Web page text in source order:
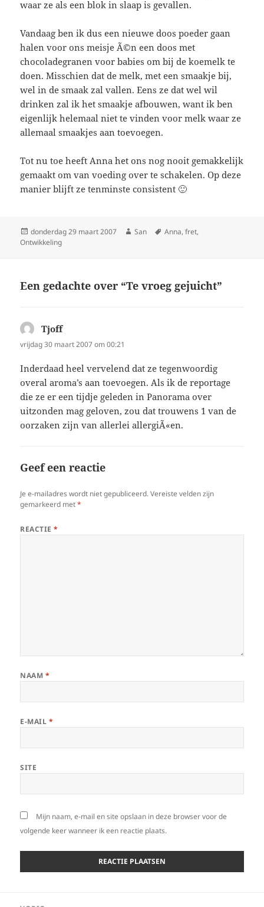
waar ze als een blok in slaap is gevallen.
Vandaag ben ik dus een nieuwe doos poeder gaan
halen voor ons meisje Ã©n een doos met
chocoladegranen voor babies om bij de koemelk te
doen. Misschien dat de melk, met een smaakje bij,
wel in de smaak zal vallen. Eens ze dat wel wil
drinken zal ik het smaakje afbouwen, want ik ben
eigenlijk helemaal niet te vinden voor melk waar ze
allemaal smaakjes aan toevoegen.
Tot nu toe heeft Anna het ons nog nooit gemakkelijk
gemaakt om van voeding over te schakelen. Op deze
manier blijft ze tenminste consistent 🙂
Geplaatst
op
donderdag 29 maart 2007 Auteur
San Tags
Anna,fret,
Ontwikkeling
Een gedachte over “Te vroeg gejuicht”
Tjoffschreef:
vrijdag 30 maart 2007 om 00:21
Inderdaad heel vervelend dat ze tegenwoordig
overal aroma’s aan toevoegen. Als ik de reportage
die ze er een tijdje geleden in Panorama over
uitzonden mag geloven, zou dat trouwens 1 van de
oorzaken zijn van allerlei allergiÃ«en.
Geef een reactie
Je e-mailadres wordt niet gepubliceerd. Vereiste velden zijn
gemarkeerd met*
REACTIE*
NAAM *
E-MAIL *
SITE
Mijn naam, e-mail en site opslaan in deze browser voor de
volgende keer wanneer ik een reactie plaats.